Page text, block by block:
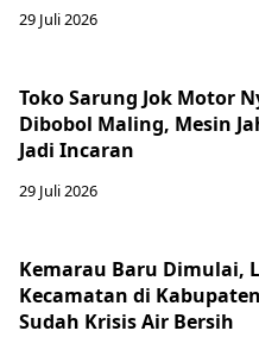
29 Juli 2026
Toko Sarung Jok Motor
Dibobol Maling, Mesin
Jadi Incaran
29 Juli 2026
Kemarau Baru Dimulai,
Kecamatan di
Sudah Krisis Air Bersih